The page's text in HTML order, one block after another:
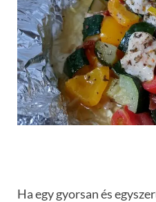
Ha egy gyorsan és